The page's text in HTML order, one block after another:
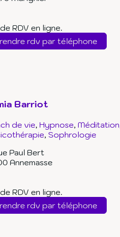
RDV en ligne.
rdv par téléphone
Barriot
de vie Hypnose Méditation
Sophrologie
Paul Bert
Annemasse
RDV en ligne.
rdv par téléphone